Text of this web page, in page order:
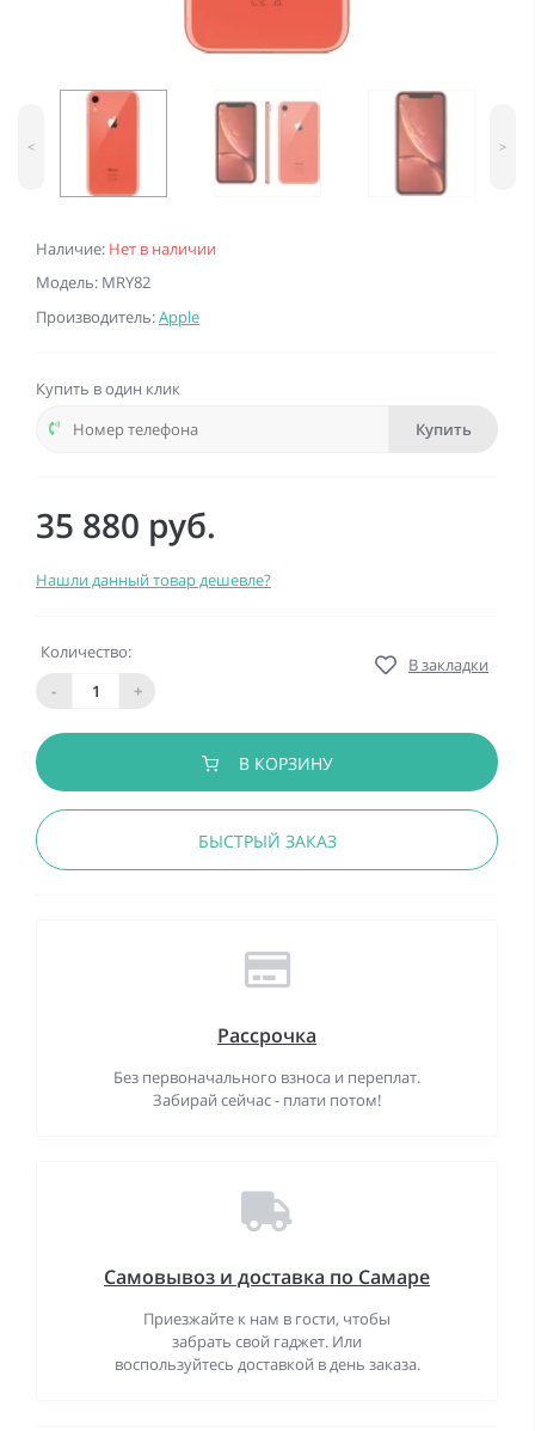
Наличие: Нет в наличии
Модель: MRY82
Производитель:Apple
< >
Купить в один клик
Купить
35 880 руб.
Нашли данный товар дешевле?
Количество:
-
+
В закладки
В КОРЗИНУ
БЫСТРЫЙ ЗАКАЗ
Рассрочка
Без первоначального взноса и переплат.
Забирай сейчас - плати потом!
Самовывоз и доставка по Самаре
Приезжайте к нам в гости, чтобы
забрать свой гаджет. Или
воспользуйтесь доставкой в день заказа.